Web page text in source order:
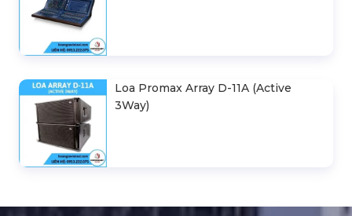
Loa Promax Array D-11A (Active
3Way)